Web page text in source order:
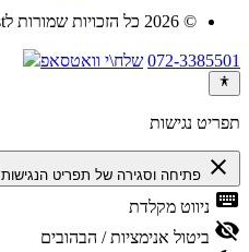
© 2026 כל הזכויות שמורות לGoRest |
072-3385501 שלח\י וואטסאפ
תפריט נגישות
close פתיחה וסגירה של תפריט הנגישות
keyboard ניווט מקלדת
visibility_off ביטול אנימציות / הבהובים